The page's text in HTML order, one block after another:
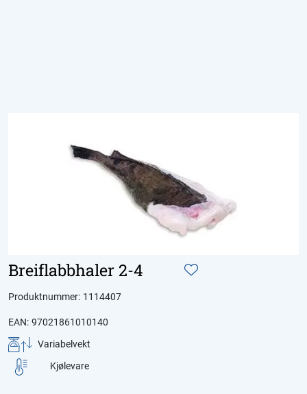
Breiflabbhaler 2-4
Produktnummer: 1114407
EAN: 97021861010140
Variabelvekt
Kjølevare